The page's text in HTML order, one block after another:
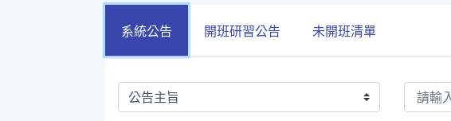
系統公告 開班研習公告 未開班清單